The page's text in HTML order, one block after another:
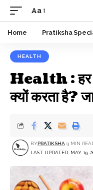
Font
Resizer
Aa
Home Pratiksha
HEALTH
Health : हर
क्यों करता है?
LAST UPDATED: MAY 19,
BYPRATIKSHA 3 MIN